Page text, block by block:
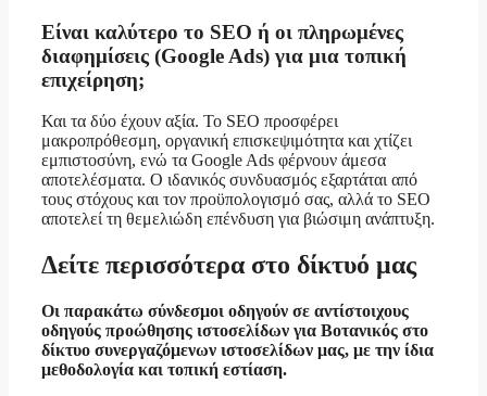
Είναι καλύτερο το SEO ή οι πληρωμένες
διαφημίσεις (Google Ads) για μια τοπική
επιχείρηση;
Και τα δύο έχουν αξία. Το SEO προσφέρει
μακροπρόθεσμη, οργανική επισκεψιμότητα και χτίζει
εμπιστοσύνη, ενώ τα Google Ads φέρνουν άμεσα
αποτελέσματα. Ο ιδανικός συνδυασμός εξαρτάται από
τους στόχους και τον προϋπολογισμό σας, αλλά το SEO
αποτελεί τη θεμελιώδη επένδυση για βιώσιμη ανάπτυξη.
Δείτε περισσότερα στο δίκτυό μας
Οι παρακάτω σύνδεσμοι οδηγούν σε αντίστοιχους
οδηγούς προώθησης ιστοσελίδων για Βοτανικός στο
δίκτυο συνεργαζόμενων ιστοσελίδων μας, με την ίδια
μεθοδολογία και τοπική εστίαση.